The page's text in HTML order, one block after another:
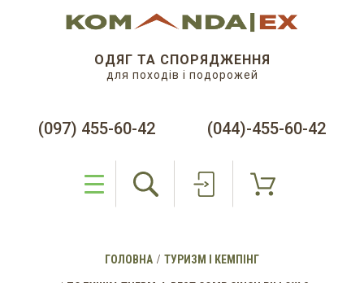
ОДЯГ ТА СПОРЯДЖЕННЯ
для походів і подорожей
(097) 455-60-42 (044)-455-60-42
ГОЛОВНА ТУРИЗМ І КЕМПІНГ